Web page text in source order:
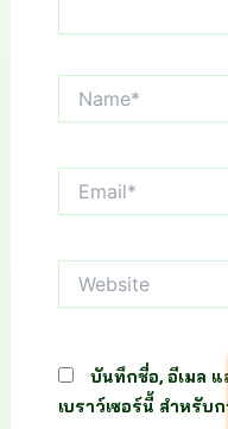
บันทึกชื่อ, อีเมล แ
เบราว์เซอร์นี้ สำหรับ